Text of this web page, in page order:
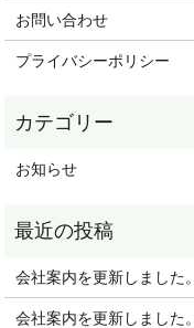
お問い合わせ
プライバシーポリシー
お知らせ
会社案内を更新しました。
会社案内を更新しました。